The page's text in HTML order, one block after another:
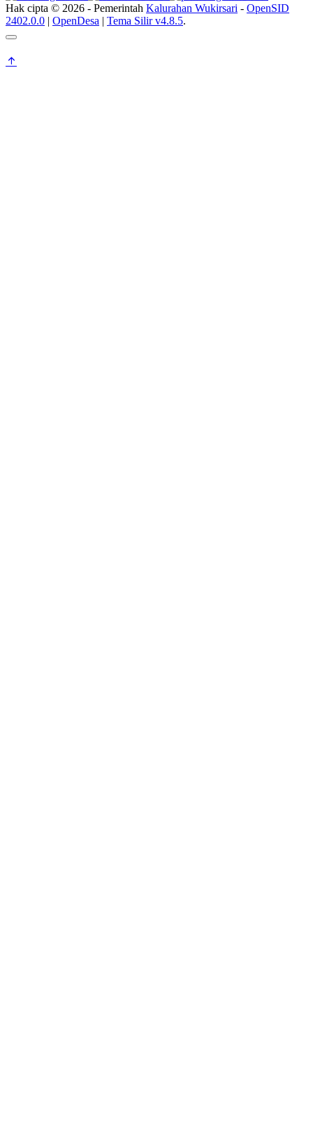
Hak cipta © 2026 - Pemerintah Kalurahan Wukirsari - OpenSID
2402.0.0 | OpenDesa | Tema Silir v4.8.5.